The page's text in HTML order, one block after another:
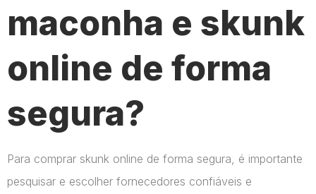
maconha e skunk
online de forma
segura?
Para comprar skunk online de forma segura, é importante
pesquisar e escolher fornecedores confiáveis e